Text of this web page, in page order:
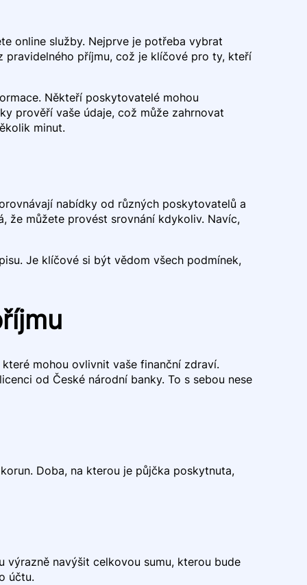
online služby. Nejprve je potřeba vybrat
pravidelného příjmu, což je klíčové pro ty, kteří
Někteří poskytovatelé mohou
prověří vaše údaje, což může zahrnovat
minut.
nabídky od různých poskytovatelů a
že můžete provést srovnání kdykoliv. Navíc,
Je klíčové si být vědom všech podmínek,
mohou ovlivnit vaše finanční zdraví.
od České národní banky. To s sebou nese
Doba, na kterou je půjčka poskytnuta,
navýšit celkovou sumu, kterou bude
účtu.